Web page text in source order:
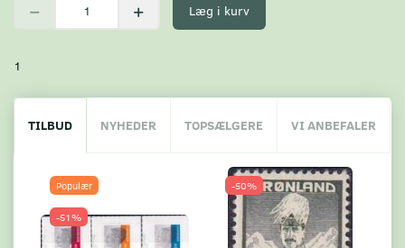
Læg i kurv
1
TILBUD NYHEDER TOPSÆLGERE VI ANBEFALER
Populær
-51%
-50%